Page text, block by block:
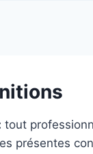
tout
présentes